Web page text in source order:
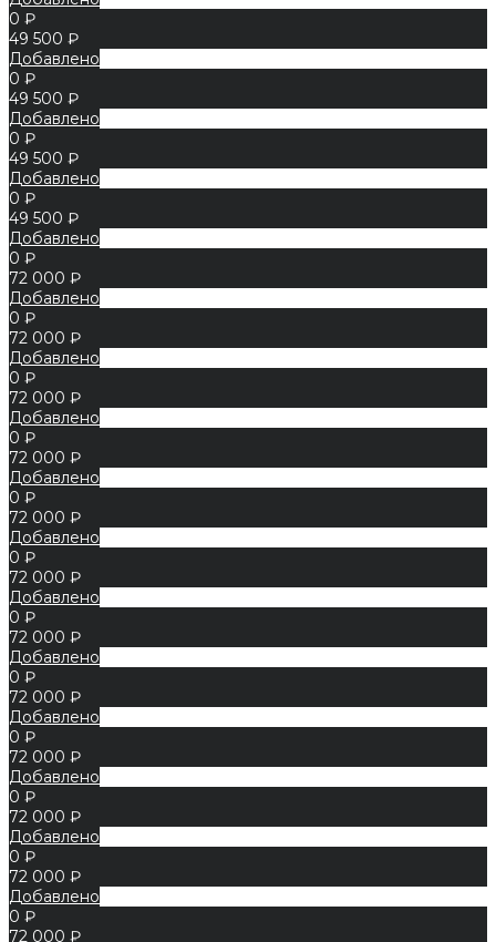
0 ₽
49 500 ₽
Добавлено
0 ₽
49 500 ₽
Добавлено
0 ₽
49 500 ₽
Добавлено
0 ₽
49 500 ₽
Добавлено
0 ₽
72 000 ₽
Добавлено
0 ₽
72 000 ₽
Добавлено
0 ₽
72 000 ₽
Добавлено
0 ₽
72 000 ₽
Добавлено
0 ₽
72 000 ₽
Добавлено
0 ₽
72 000 ₽
Добавлено
0 ₽
72 000 ₽
Добавлено
0 ₽
72 000 ₽
Добавлено
0 ₽
72 000 ₽
Добавлено
0 ₽
72 000 ₽
Добавлено
0 ₽
72 000 ₽
Добавлено
0 ₽
72 000 ₽